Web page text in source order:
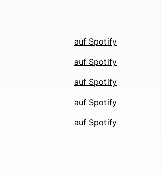
auf Spotify
auf Spotify
auf Spotify
auf Spotify
auf Spotify